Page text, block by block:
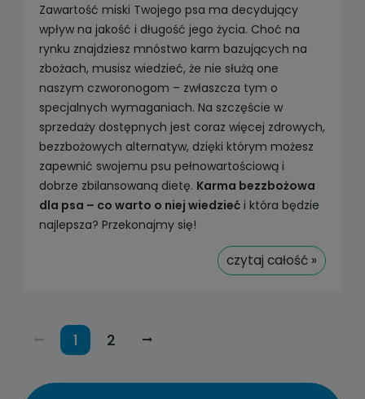
Zawartość miski Twojego psa ma decydujący
wpływ na jakość i długość jego życia. Choć na
rynku znajdziesz mnóstwo karm bazujących na
zbożach, musisz wiedzieć, że nie służą one
naszym czworonogom – zwłaszcza tym o
specjalnych wymaganiach. Na szczęście w
sprzedaży dostępnych jest coraz więcej zdrowych,
bezzbożowych alternatyw, dzięki którym możesz
zapewnić swojemu psu pełnowartościową i
dobrze zbilansowaną dietę. Karma bezzbożowa
dla psa – co warto o niej wiedzieć i która będzie
najlepsza? Przekonajmy się!
czytaj całość »
1 2